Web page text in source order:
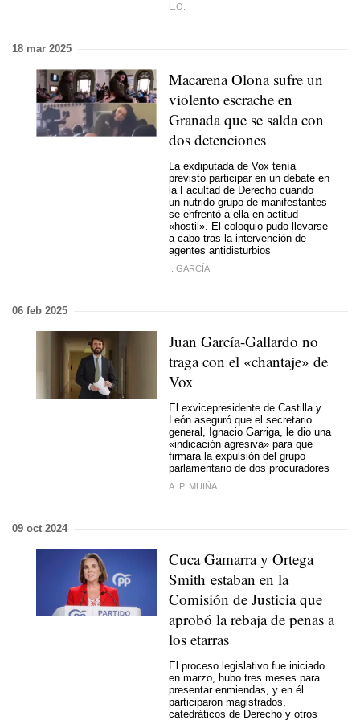
L.O.
18 mar 2025
Macarena Olona sufre un
violento escrache en
Granada que se salda con
dos detenciones
La exdiputada de Vox tenía
previsto participar en un debate en
la Facultad de Derecho cuando
un nutrido grupo de manifestantes
se enfrentó a ella en actitud
«hostil». El coloquio pudo llevarse
a cabo tras la intervención de
agentes antidisturbios
I. GARCÍA
06 feb 2025
Juan García-Gallardo no
traga con el «chantaje» de
Vox
El exvicepresidente de Castilla y
León aseguró que el secretario
general, Ignacio Garriga, le dio una
«indicación agresiva» para que
firmara la expulsión del grupo
parlamentario de dos procuradores
A. P. MUIÑA
09 oct 2024
Cuca Gamarra y Ortega
Smith estaban en la
Comisión de Justicia que
aprobó la rebaja de penas a
los etarras
El proceso legislativo fue iniciado
en marzo, hubo tres meses para
presentar enmiendas, y en él
participaron magistrados,
catedráticos de Derecho y otros